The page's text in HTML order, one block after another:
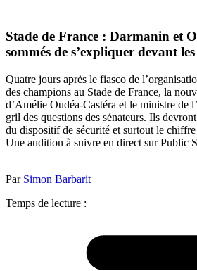
Stade de France : Darmanin et
sommés de s’expliquer devant
Quatre jours après le fiasco de
des champions au Stade de France, la
d’Amélie Oudéa-Castéra et le ministre de
gril des questions des sénateurs. Ils
du dispositif de sécurité et surtout le
Une audition à suivre en direct sur Public
Par Simon Barbarit
Temps de lecture :